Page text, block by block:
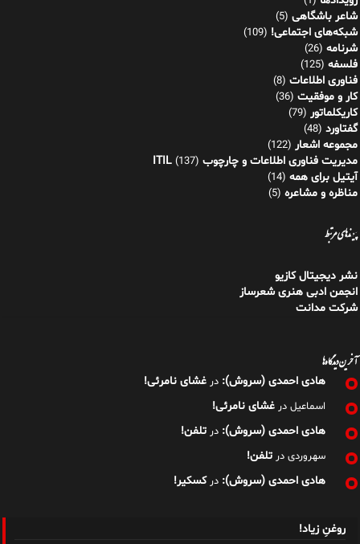
شاعر باشگاهی (5)
شبکه‌های اجتماعی! (109)
شرنامه (26)
فلسفه (125)
فناوری اطلاعات (8)
کار و موفقیت (36)
کاریکلماتور (79)
گفتاورد (48)
مجموعه اشعار (122)
مدیریت فناوری اطلاعات و چارچوب ITIL (137)
آیتیل برای همه (14)
مناظره و مشاعره (5)
پیوندهای مرتبط
نشر دیجیتال کازیو
انجمن ادبی هنری شعرساز
شرکت مدانت
آخرین دیدگاه‌ها
هادی احمدی (سروش): در غشای نامرئی!
اسماعیل در غشای نامرئی!
هادی احمدی (سروش): در تلفن!
سهروردی در تلفن!
هادی احمدی (سروش): درکسکیر!
روغنِ زیاد!